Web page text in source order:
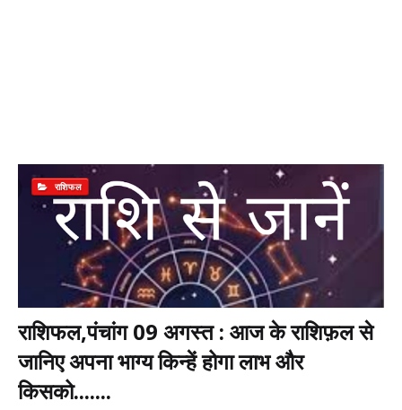
राशिफल
राशिफल,पंचांग 09 अगस्त : आज के राशिफ़ल से
जानिए अपना भाग्य किन्हें होगा लाभ और
किसको.......